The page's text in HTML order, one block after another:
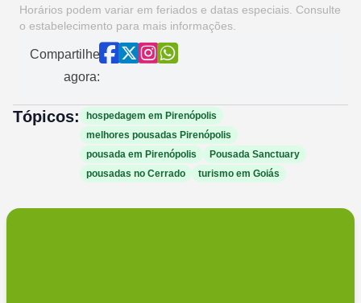
Horários podem variar em feriados e datas especiais. Consulte
o estabelecimento para mais informações.
Compartilhe
agora:
Tópicos:
hospedagem em Pirenópolis
melhores pousadas Pirenópolis
pousada em Pirenópolis
Pousada Sanctuary
pousadas no Cerrado
turismo em Goiás